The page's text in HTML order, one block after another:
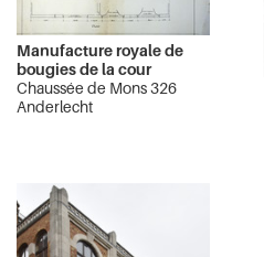
Manufacture royale de
bougies de la cour
Chaussée de Mons 326
Anderlecht